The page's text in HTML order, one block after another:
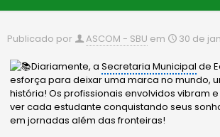
Publicado por ASCOM - SBU em 30 de
Diariamente, aSecretaria Municipal de
esforça para deixar uma marca no mundo,
história! Os profissionais envolvidos vibram
ver cada estudante conquistando seus
em jornadas além das fronteiras!